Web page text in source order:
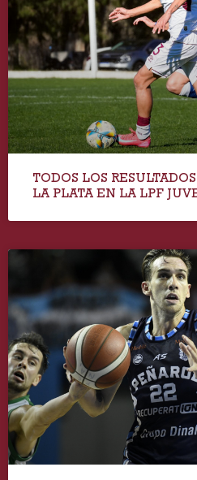
TODOS LOS
LA PLATA EN LA LPF